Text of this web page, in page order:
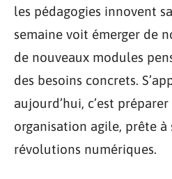
les pédagogies innovent
semaine voit émerger de
de nouveaux modules
des besoins concrets.
aujourd’hui, c’est
organisation agile, prête à
révolutions numériques.